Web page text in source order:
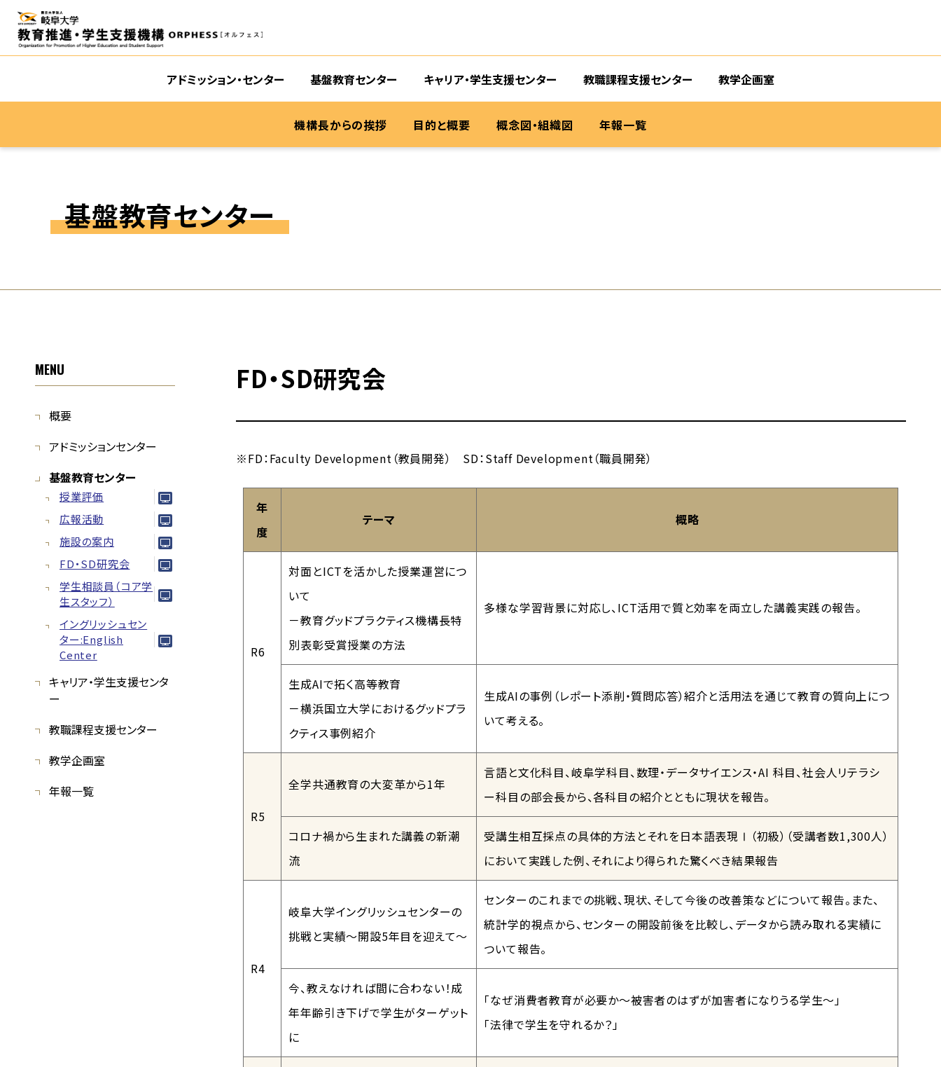
アドミッション・センター 基盤教育センター キャリア・学生支援センター 教職課程支援センター 教学企画室
機構長からの挨拶 目的と概要 概念図・組織図 年報一覧
基盤教育センター
FD・SD研究会
※FD：Faculty Development（教員開発） SD：Staff Development（職員開発）
年
度
テーマ 概略
R6
対面とICTを活かした授業運営につ
いて
－教育グッドプラクティス機構長特
別表彰受賞授業の方法
多様な学習背景に対応し、ICT活用で質と効率を両立した講義実践の報告。
生成AIで拓く高等教育
－横浜国立大学におけるグッドプラ
クティス事例紹介
⽣成AIの事例（レポート添削・質問応答）紹介と活⽤法を通じて教育の質向上につ
いて考える。
R5
全学共通教育の大変革から1年
言語と文化科目、岐阜学科目、数理・データサイエンス・AI 科目、社会人リテラシ
ー科目の部会長から、各科目の紹介とともに現状を報告。
コロナ禍から生まれた講義の新潮
流
受講生相互採点の具体的方法とそれを日本語表現Ⅰ（初級）（受講者数1,300人）
において実践した例、それにより得られた驚くべき結果報告
R4
岐阜大学イングリッシュセンターの
挑戦と実績～開設5年目を迎えて～
センターのこれまでの挑戦、現状、そして今後の改善策などについて報告。また、
統計学的視点から、センターの開設前後を比較し、データから読み取れる実績に
ついて報告。
今、教えなければ間に合わない！成
年年齢引き下げで学生がターゲット
に
「なぜ消費者教育が必要か～被害者のはずが加害者になりうる学生～」
「法律で学生を守れるか？」
MENU
概要
アドミッションセンター
基盤教育センター
授業評価
広報活動
施設の案内
FD・SD研究会
学生相談員（コア学
生スタッフ）
イングリッシュセン
ター:English
Center
キャリア・学生支援センタ
ー
教職課程支援センター
教学企画室
年報一覧